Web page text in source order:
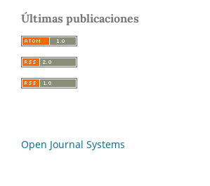
Últimas publicaciones
Open Journal Systems